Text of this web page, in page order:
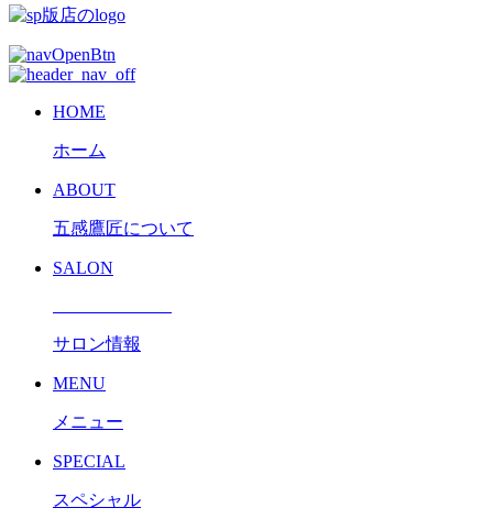
HOME
ホーム
ABOUT
五感鷹匠について
SALON
サロン情報
MENU
メニュー
SPECIAL
スペシャル